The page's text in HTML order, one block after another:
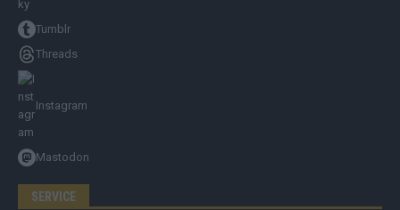
Tumblr
Threads
Instagram
Mastodon
SERVICE